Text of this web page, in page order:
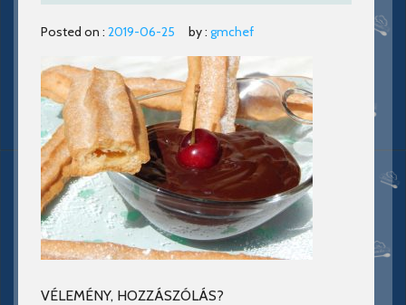
Posted on : 2019-06-25 by : gmchef
VÉLEMÉNY, HOZZÁSZÓLÁS?